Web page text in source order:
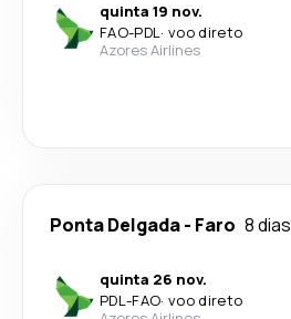
quinta 19 nov.
FAO-PDL· voo direto
Azores Airlines
Ponta Delgada- Faro 8 dias
quinta 26 nov.
PDL-FAO· voo direto